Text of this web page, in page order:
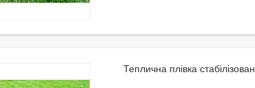
Теплична плівка